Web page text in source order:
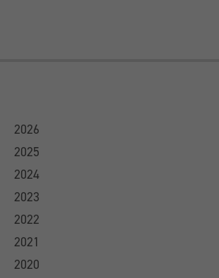
2026
2025
2024
2023
2022
2021
2020